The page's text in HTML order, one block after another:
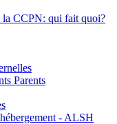
la CCPN: qui fait quoi?
Parents
- ALSH